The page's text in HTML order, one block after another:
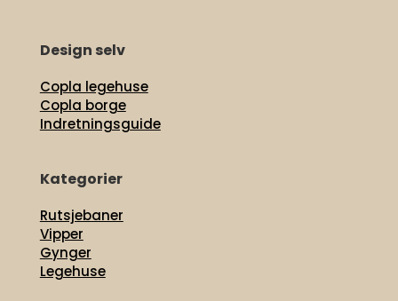
Design selv
Copla legehuse
Copla borge
Indretningsguide
Kategorier
Rutsjebaner
Vipper
Gynger
Legehuse